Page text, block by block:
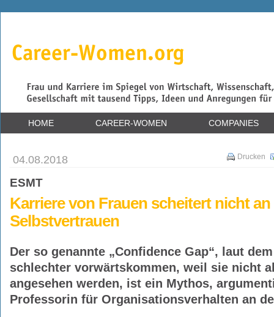
HOME CAREER-WOMEN COMPANIES
Drucken
04.08.2018
ESMT
Karriere von Frauen scheitert nicht
Selbstvertrauen
Der so genannte „Confidence Gap“, laut
schlechter vorwärtskommen, weil sie nicht
angesehen werden, ist ein Mythos,
Professorin für Organisationsverhalten an